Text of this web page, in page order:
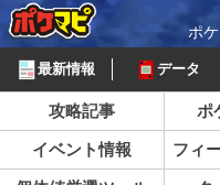
ポ
最新情報 データ
攻略記事 ポ
イベント情報
フィ